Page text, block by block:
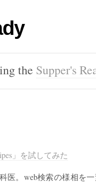
the Supper's
」を試してみた
。web検索の様相を